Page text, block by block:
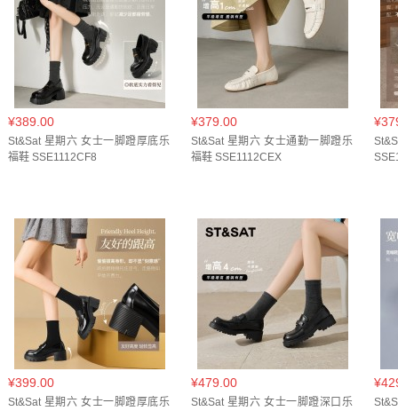
¥389.00
St&Sat 星期六 女士一脚蹬厚底乐
福鞋 SSE1112CF8
¥379.00
St&Sat 星期六 女士通勤一脚蹬乐
福鞋 SSE1112CEX
¥399.00
St&Sat 星期六 女士一脚蹬厚底乐
¥479.00
St&Sat 星期六 女士一脚蹬深口乐